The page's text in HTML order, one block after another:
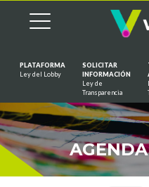
PLATAFORMA
Ley del Lobby
SOLICITAR
INFORMACIÓN
Ley de
Transparencia